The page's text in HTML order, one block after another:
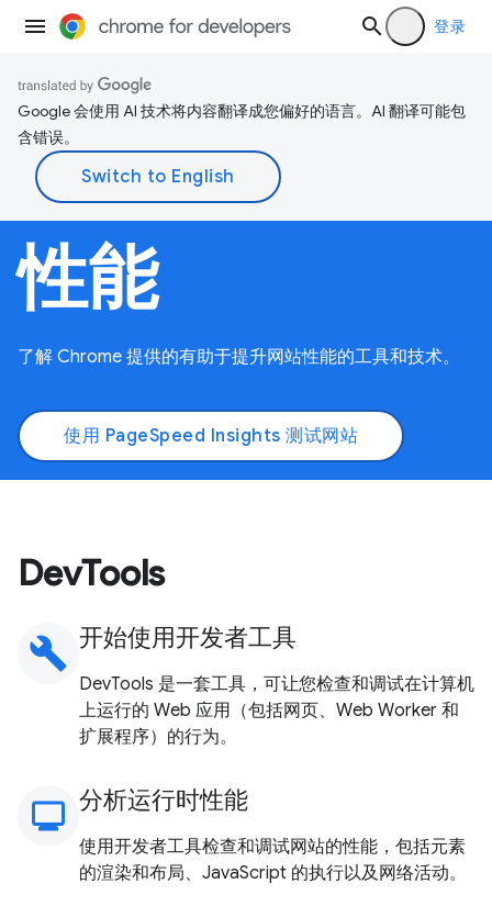
登录
Google 会使用 AI 技术将内容翻译成您偏好的语言。AI 翻译可能包
含错误。
性能
了解 Chrome 提供的有助于提升网站性能的工具和技术。
使用 PageSpeed Insights 测试网站
DevTools
build 开始使用开发者工具
DevTools 是一套工具，可让您检查和调试在计算机
上运行的 Web 应用（包括网页、Web Worker 和
扩展程序）的行为。
monitoring
分析运行时性能
使用开发者工具检查和调试网站的性能，包括元素
的渲染和布局、JavaScript 的执行以及网络活动。